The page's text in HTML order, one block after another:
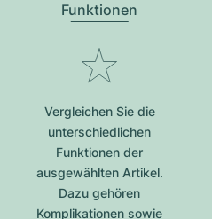
Funktionen
Vergleichen Sie die
unterschiedlichen
Funktionen der
ausgewählten Artikel.
Dazu gehören
Komplikationen sowie